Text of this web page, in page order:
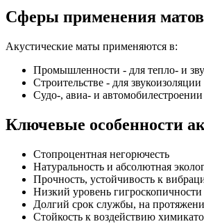
Сферы применения матов
Акустические маты применяются в:
Промышленности - для тепло- и
Строительстве - для
Судо-, авиа- и
Ключевые особенности
Стопроцентная негорючесть
Натуральность и абсолютная
Прочность, устойчивость к
Низкий уровень гигроскопичности
Долгий срок службы, на
Стойкость к воздействию